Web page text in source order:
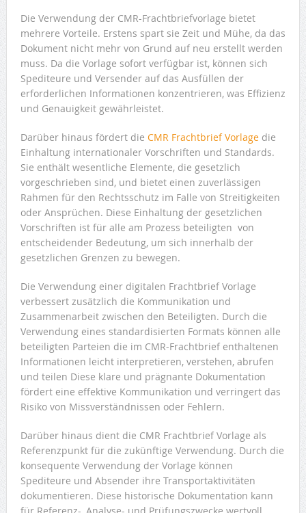
Die Verwendung der CMR-Frachtbriefvorlage bietet
mehrere Vorteile. Erstens spart sie Zeit und Mühe, da das
Dokument nicht mehr von Grund auf neu erstellt werden
muss. Da die Vorlage sofort verfügbar ist, können sich
Spediteure und Versender auf das Ausfüllen der
erforderlichen Informationen konzentrieren, was Effizienz
und Genauigkeit gewährleistet.
Darüber hinaus fördert die CMR Frachtbrief Vorlagedie
Einhaltung internationaler Vorschriften und Standards.
Sie enthält wesentliche Elemente, die gesetzlich
vorgeschrieben sind, und bietet einen zuverlässigen
Rahmen für den Rechtsschutz im Falle von Streitigkeiten
oder Ansprüchen. Diese Einhaltung der gesetzlichen
Vorschriften ist für alle am Prozess beteiligten von
entscheidender Bedeutung, um sich innerhalb der
gesetzlichen Grenzen zu bewegen.
Die Verwendung einer digitalen Frachtbrief Vorlage
verbessert zusätzlich die Kommunikation und
Zusammenarbeit zwischen den Beteiligten. Durch die
Verwendung eines standardisierten Formats können alle
beteiligten Parteien die im CMR-Frachtbrief enthaltenen
Informationen leicht interpretieren, verstehen, abrufen
und teilen Diese klare und prägnante Dokumentation
fördert eine effektive Kommunikation und verringert das
Risiko von Missverständnissen oder Fehlern.
Darüber hinaus dient die CMR Frachtbrief Vorlage als
Referenzpunkt für die zukünftige Verwendung. Durch die
konsequente Verwendung der Vorlage können
Spediteure und Absender ihre Transportaktivitäten
dokumentieren. Diese historische Dokumentation kann